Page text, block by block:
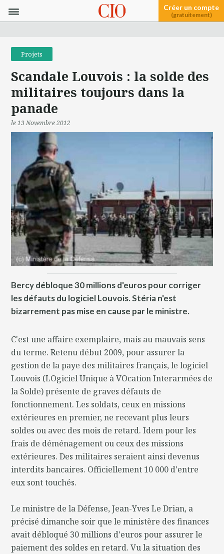
Créer un compte
(gratuitement)
Projets
Scandale Louvois : la solde des
militaires toujours dans la
panade
le 13 Novembre 2012
Bercy débloque 30 millions d'euros pour corriger
les défauts du logiciel Louvois. Stéria n'est
bizarrement pas mise en cause par le ministre.
C'est une affaire exemplaire, mais au mauvais sens
du terme. Retenu début 2009, pour assurer la
gestion de la paye des militaires français, le logiciel
Louvois (LOgiciel Unique à VOcation Interarmées de
la Solde) présente de graves défauts de
fonctionnement. Les soldats, ceux en missions
extérieures en premier, ne recevant plus leurs
soldes ou avec des mois de retard. Idem pour les
frais de déménagement ou ceux des missions
extérieures. Des militaires seraient ainsi devenus
interdits bancaires. Officiellement 10 000 d'entre
eux sont touchés.
Le ministre de la Défense, Jean-Yves Le Drian, a
précisé dimanche soir que le ministère des finances
avait débloqué 30 millions d'euros pour assurer le
paiement des soldes en retard. Vu la situation des